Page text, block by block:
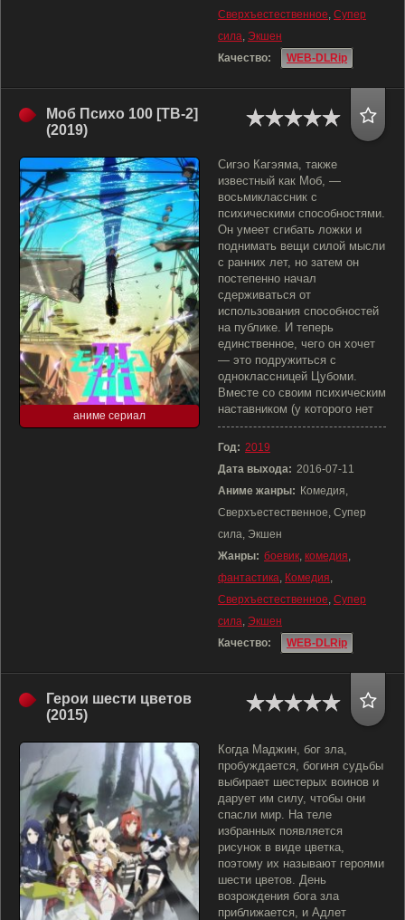
Сверхъестественное, Супер
сила, Экшен
Качество:
WEB-DLRip
Моб Психо 100 [ТВ-2]
(2019)
аниме сериал
Сигэо Кагэяма, также
известный как Моб, —
восьмиклассник с
психическими способностями.
Он умеет сгибать ложки и
поднимать вещи силой мысли
с ранних лет, но затем он
постепенно начал
сдерживаться от
использования способностей
на публике. И теперь
единственное, чего он хочет
— это подружиться с
одноклассницей Цубоми.
Вместе со своим психическим
наставником (у которого нет
Год: 2019
Дата выхода: 2016-07-11
Аниме жанры: Комедия,
Сверхъестественное, Супер
сила, Экшен
Жанры: боевик, комедия,
фантастика, Комедия,
Сверхъестественное, Супер
сила, Экшен
Качество:
WEB-DLRip
Герои шести цветов
(2015)
Когда Маджин, бог зла,
пробуждается, богиня судьбы
выбирает шестерых воинов и
дарует им силу, чтобы они
спасли мир. На теле
избранных появляется
рисунок в виде цветка,
поэтому их называют героями
шести цветов. День
возрождения бога зла
приближается, и Адлет